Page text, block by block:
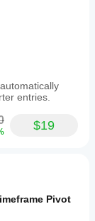
entries.
$19
Pivot